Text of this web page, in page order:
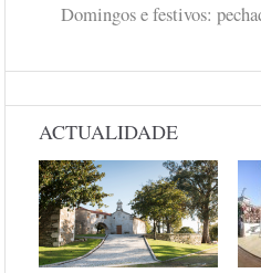
Domingos e festivos:
ACTUALIDADE